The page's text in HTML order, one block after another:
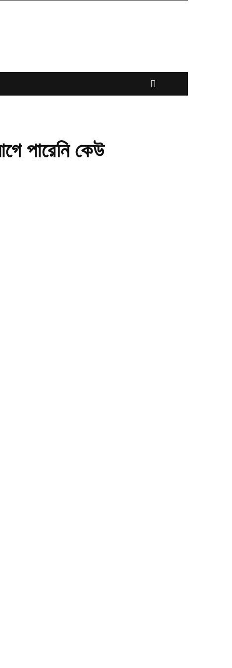
পারেনি কেউ